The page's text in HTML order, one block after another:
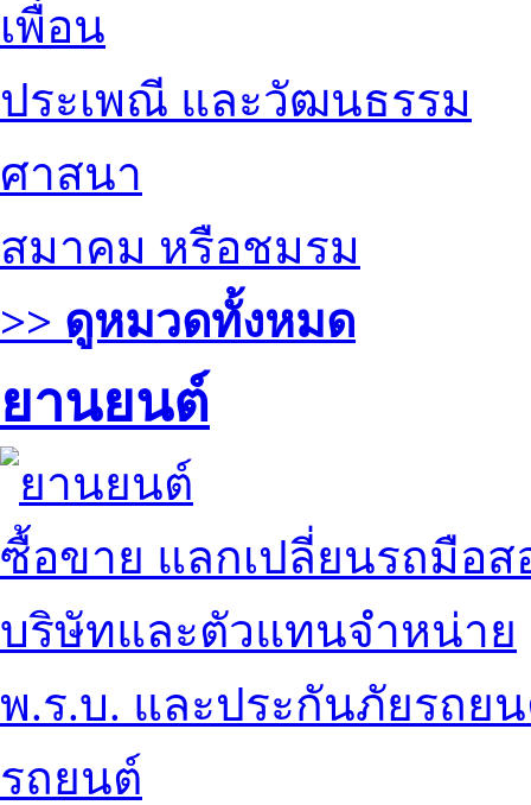
เพื่อน
ประเพณี และวัฒนธรรม
ศาสนา
สมาคม หรือชมรม
>> ดูหมวดทั้งหมด
ยานยนต์
ซื้อขาย แลกเปลี่ยนรถมือส
บริษัทและตัวแทนจำหน่าย
พ.ร.บ. และประกันภัยรถย
รถยนต์